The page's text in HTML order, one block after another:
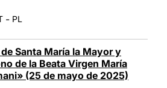
- PL
Santa María la Mayor y
de la Beata Virgen María
(25 de mayo de 2025)